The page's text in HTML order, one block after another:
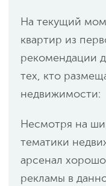
На текущий
квартир из
рекомендации
тех, кто
недвижимости:
Несмотря на
тематики
арсенал
рекламы в